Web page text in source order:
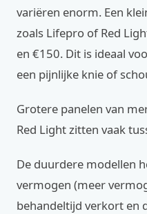
variëren enorm. Een
zoals Lifepro of Red
en €150. Dit is ideaal
een pijnlijke knie of
Grotere panelen van
Red Light zitten vaak
De duurdere modellen
vermogen (meer
behandeltijd verkort en